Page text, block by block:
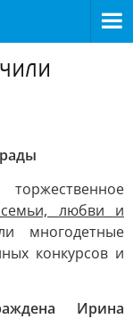
любви и
многодетные
конкурсов и
Ирина